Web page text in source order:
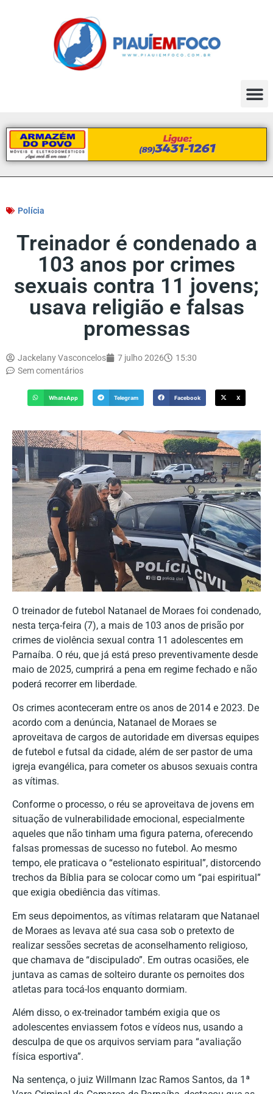
Polícia
Treinador é condenado a
103 anos por crimes
sexuais contra 11 jovens;
usava religião e falsas
promessas
Jackelany Vasconcelos 7 julho 2026
15:30
Sem comentários
WhatsApp Telegram Facebook X
O treinador de futebol Natanael de Moraes foi condenado,
nesta terça-feira (7), a mais de 103 anos de prisão por
crimes de violência sexual contra 11 adolescentes em
Parnaíba. O réu, que já está preso preventivamente desde
maio de 2025, cumprirá a pena em regime fechado e não
poderá recorrer em liberdade.
Os crimes aconteceram entre os anos de 2014 e 2023. De
acordo com a denúncia, Natanael de Moraes se
aproveitava de cargos de autoridade em diversas equipes
de futebol e futsal da cidade, além de ser pastor de uma
igreja evangélica, para cometer os abusos sexuais contra
as vítimas.
Conforme o processo, o réu se aproveitava de jovens em
situação de vulnerabilidade emocional, especialmente
aqueles que não tinham uma figura paterna, oferecendo
falsas promessas de sucesso no futebol. Ao mesmo
tempo, ele praticava o “estelionato espiritual”, distorcendo
trechos da Bíblia para se colocar como um “pai espiritual”
que exigia obediência das vítimas.
Em seus depoimentos, as vítimas relataram que Natanael
de Moraes as levava até sua casa sob o pretexto de
realizar sessões secretas de aconselhamento religioso,
que chamava de “discipulado”. Em outras ocasiões, ele
juntava as camas de solteiro durante os pernoites dos
atletas para tocá-los enquanto dormiam.
Além disso, o ex-treinador também exigia que os
adolescentes enviassem fotos e vídeos nus, usando a
desculpa de que os arquivos serviam para “avaliação
física esportiva”.
Na sentença, o juiz Willmann Izac Ramos Santos, da 1ª